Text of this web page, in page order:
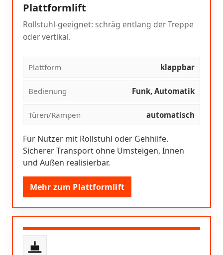
Plattformlift
Rollstuhl-geeignet: schräg entlang der Treppe
oder vertikal.
Plattform klappbar
Bedienung Funk, Automatik
Türen/Rampen automatisch
Für Nutzer mit Rollstuhl oder Gehhilfe.
Sicherer Transport ohne Umsteigen, Innen
und Außen realisierbar.
Mehr zum Plattformlift